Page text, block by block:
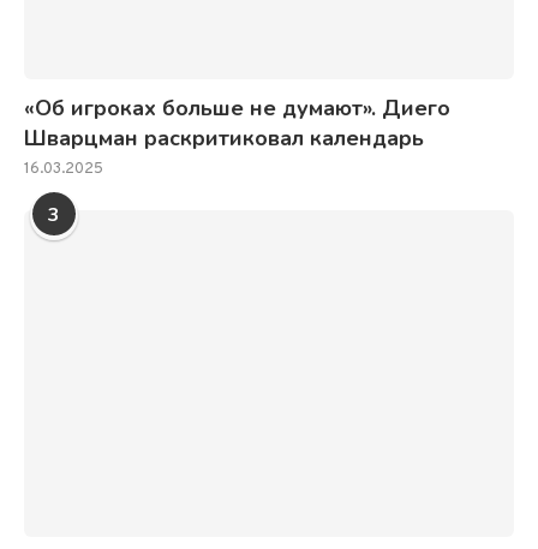
«Об игроках больше не думают». Диего
Шварцман раскритиковал календарь
16.03.2025
3